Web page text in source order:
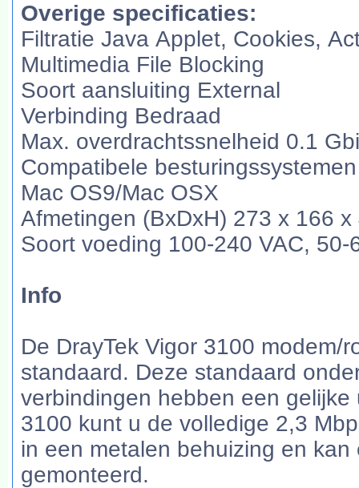
Overige specificaties:
Filtratie Java Applet, Cookies,
Multimedia File Blocking
Soort aansluiting External
Verbinding Bedraad
Max. overdrachtssnelheid 0.1
Compatibele
Mac OS9/Mac OSX
Afmetingen (BxDxH) 273 x 166 x
Soort voeding 100-240 VAC, 50-
Info
De DrayTek Vigor 3100 modem/
standaard. Deze standaard
verbindingen hebben een
3100 kunt u de volledige 2,3
in een metalen behuizing en
gemonteerd.